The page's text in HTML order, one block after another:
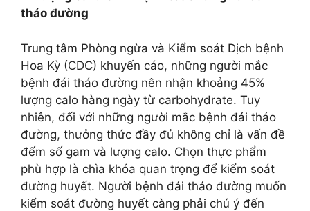
tháo đường
Trung tâm Phòng ngừa và Kiểm soát Dịch bệnh
Hoa Kỳ (CDC) khuyến cáo, những người mắc
bệnh đái tháo đường nên nhận khoảng 45%
lượng calo hàng ngày từ carbohydrate. Tuy
nhiên, đối với những người mắc bệnh đái tháo
đường, thưởng thức đầy đủ không chỉ là vấn đề
đếm số gam và lượng calo. Chọn thực phẩm
phù hợp là chìa khóa quan trọng để kiểm soát
đường huyết. Người bệnh đái tháo đường muốn
kiểm soát đường huyết càng phải chú ý đến